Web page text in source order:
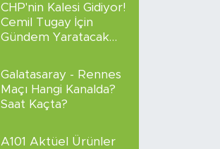
CHP'nin Kalesi Gidiyor!
Cemil Tugay İçin
Gündem Yaratacak
Galatasaray - Rennes
Maçı Hangi Kanalda?
Saat Kaçta?
A101 Aktüel Ürünler